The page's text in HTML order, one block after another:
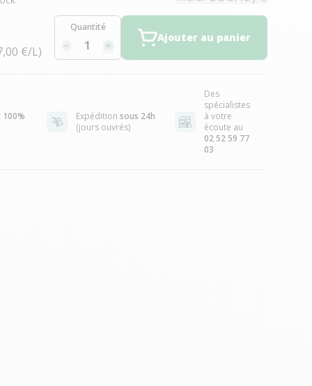
€/L)
Quantité
Ajouter au panier
100%
Expédition sous 24h
(jours ouvrés)
Des
spécialistes
à votre
écoute au
02 52 59 77
03